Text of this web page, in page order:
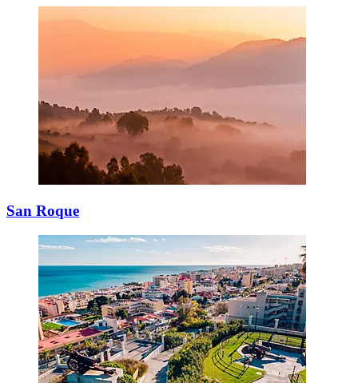
San Roque